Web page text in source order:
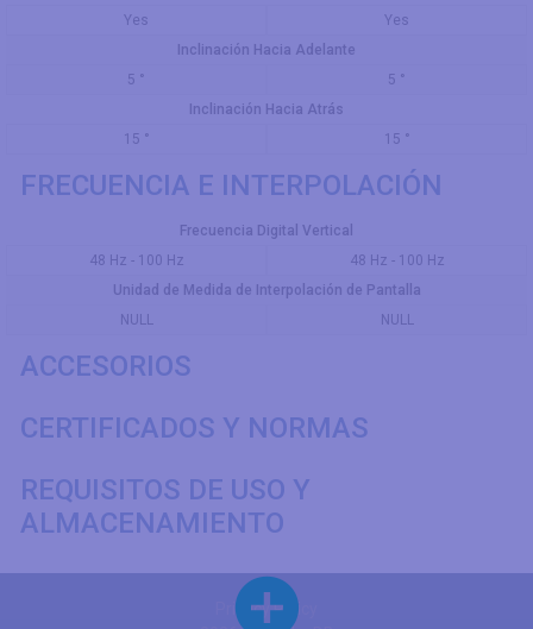
Yes
Yes
Inclinación Hacia Adelante
5 °
5 °
Inclinación Hacia Atrás
15 °
15 °
FRECUENCIA E INTERPOLACIÓN
Frecuencia Digital Vertical
48 Hz - 100 Hz
48 Hz - 100 Hz
Unidad de Medida de Interpolación de Pantalla
NULL
NULL
ACCESORIOS
CERTIFICADOS Y NORMAS
REQUISITOS DE USO Y
ALMACENAMIENTO
Privacy Policy